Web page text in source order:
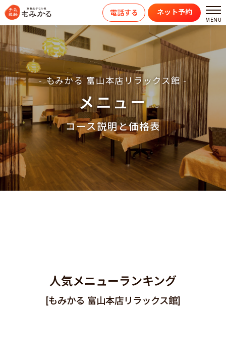
電話する ネット予約
- もみかる 富山本店リラックス館 -
メニュー
コース説明と価格表
人気メニューランキング
[もみかる 富山本店リラックス館]